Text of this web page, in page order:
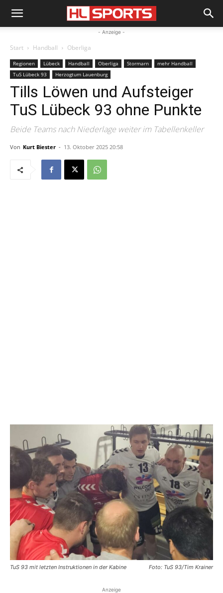
- Anzeige -
Start Handball Oberliga
Regionen Lübeck Handball Oberliga Stormarn
mehr Handball
TuS Lübeck 93
Herzogtum Lauenburg
Tills Löwen und Aufsteiger
TuS Lübeck 93 ohne Punkte
Beide Teams nach Niederlage weiter im Tabellenkeller
Von Kurt Biester - 13. Oktober 2025 20:58
TuS 93 mit letzten Instruktionen in der Kabine Foto: TuS 93/Tim Krainer
Anzeige